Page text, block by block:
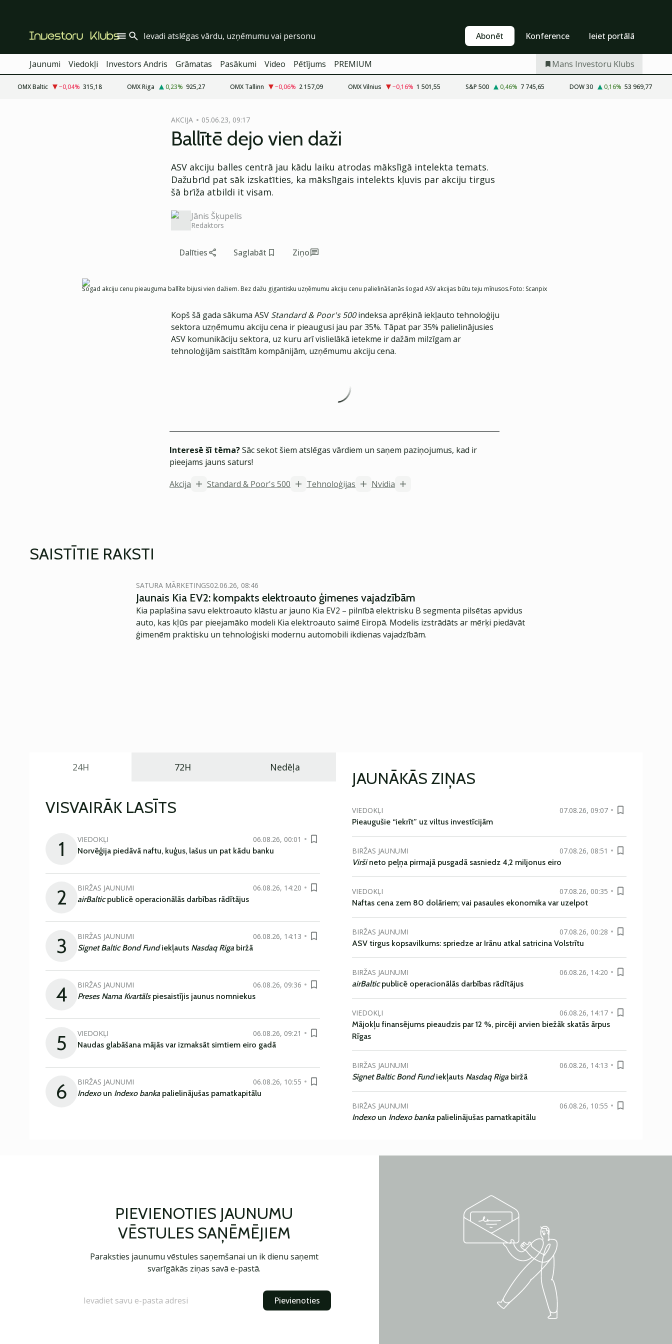
Abonēt Konference Ieiet portālā
Jaunumi Viedokļi Investors Andris Grāmatas Pasākumi Video Pētījums PREMIUM Mans Investoru Klubs
OMX Baltic −0,04% 315,18 OMX Riga 0,23% 925,27 OMX Tallinn −0,06% 2 157,09 OMX Vilnius −0,16% 1 501,55 S&P 500 0,46% 7 745,65 DOW 30 0,16% 53 969,77
AKCIJA 05.06.23, 09:17
Ballītē dejo vien daži
ASV akciju balles centrā jau kādu laiku atrodas mākslīgā intelekta temats.
Dažubrīd pat sāk izskatīties, ka mākslīgais intelekts kļuvis par akciju tirgus
šā brīža atbildi it visam.
Jānis Šķupelis
Redaktors
Dalīties Saglabāt Ziņo
Šogad akciju cenu pieauguma ballīte bijusi vien dažiem. Bez dažu gigantisku uzņēmumu akciju cenu palielināšanās šogad ASV akcijas būtu teju mīnusos.Foto: Scanpix
Kopš šā gada sākuma ASV Standard & Poor's 500indeksa aprēķinā iekļauto tehnoloģiju
sektora uzņēmumu akciju cena ir pieaugusi jau par 35%. Tāpat par 35% palielinājusies
ASV komunikāciju sektora, uz kuru arī vislielākā ietekme ir dažām milzīgam ar
tehnoloģijām saistītām kompānijām, uzņēmumu akciju cena.
Interesē šī tēma?Sāc sekot šiem atslēgas vārdiem un saņem paziņojumus, kad ir
pieejams jauns saturs!
Akcija
Standard & Poor's 500 Tehnoloģijas Nvidia
SAISTĪTIE RAKSTI
SATURA MĀRKETINGS02.06.26, 08:46
Jaunais Kia EV2: kompakts elektroauto ģimenes vajadzībām
Kia paplašina savu elektroauto klāstu ar jauno Kia EV2 – pilnībā elektrisku B segmenta pilsētas apvidus
auto, kas kļūs par pieejamāko modeli Kia elektroauto saimē Eiropā. Modelis izstrādāts ar mērķi piedāvāt
ģimenēm praktisku un tehnoloģiski modernu automobili ikdienas vajadzībām.
24H 72H Nedēļa
VISVAIRĀK LASĪTS
1 VIEDOKĻI
06.08.26, 00:01
Norvēģija piedāvā naftu, kuģus, lašus un pat kādu banku
2 BIRŽAS JAUNUMI
06.08.26, 14:20
airBalticpublicē operacionālās darbības rādītājus
3 BIRŽAS JAUNUMI
06.08.26, 14:13
Signet Baltic Bond Fundiekļauts Nasdaq Riga biržā
4 BIRŽAS JAUNUMI
06.08.26, 09:36
Preses Nama Kvartāls piesaistījis jaunus nomniekus
5 VIEDOKĻI
06.08.26, 09:21
Naudas glabāšana mājās var izmaksāt simtiem eiro gadā
6 BIRŽAS JAUNUMI
06.08.26, 10:55
Indexoun Indexo banka palielinājušas pamatkapitālu
JAUNĀKĀS ZIŅAS
VIEDOKĻI
07.08.26, 09:07
Pieaugušie “iekrīt” uz viltus investīcijām
BIRŽAS JAUNUMI
07.08.26, 08:51
Viršineto peļņa pirmajā pusgadā sasniedz 4,2 miljonus eiro
VIEDOKĻI
07.08.26, 00:35
Naftas cena zem 80 dolāriem; vai pasaules ekonomika var uzelpot
BIRŽAS JAUNUMI
07.08.26, 00:28
ASV tirgus kopsavilkums: spriedze ar Irānu atkal satricina Volstrītu
BIRŽAS JAUNUMI
06.08.26, 14:20
airBalticpublicē operacionālās darbības rādītājus
VIEDOKĻI
06.08.26, 14:17
Mājokļu finansējums pieaudzis par 12 %, pircēji arvien biežāk skatās ārpus
Rīgas
BIRŽAS JAUNUMI
06.08.26, 14:13
Signet Baltic Bond Fundiekļauts Nasdaq Riga biržā
BIRŽAS JAUNUMI
06.08.26, 10:55
Indexoun Indexo banka palielinājušas pamatkapitālu
PIEVIENOTIES JAUNUMU
VĒSTULES SAŅĒMĒJIEM
Paraksties jaunumu vēstules saņemšanai un ik dienu saņemt
svarīgākās ziņas savā e-pastā.
Pievienoties